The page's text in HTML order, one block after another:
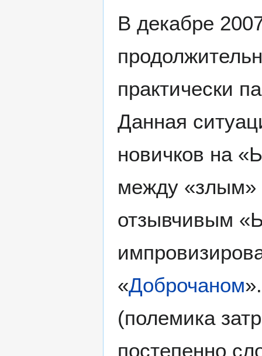
В декабре
практически
Данная
новичков на
между
отзывчивым
«Доброчаном
(полемика
постепенно